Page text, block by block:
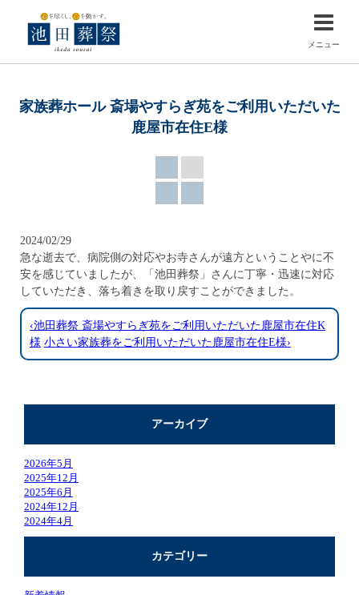
メニュー
家族葬ホール 斎場やすらぎ苑をご利用いただいた
鹿屋市在住E様
2024/02/29
急な逝去で、病院側の対応やお寺さんが遠方ということやに不
安を感じていましたが、「池田葬祭」さんに丁寧・迅速に対応
していただき、落ち着きを取り戻すことができました。
‹池田葬祭 斎場やすらぎ苑をご利用いただいた鹿屋市在住K
様 小さい家族葬をご利用いただいた鹿屋市在住E様›
アーカイブ
2026年5月
2025年12月
2025年6月
2024年12月
2024年4月
カテゴリー